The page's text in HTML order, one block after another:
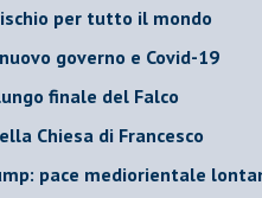
per tutto il mondo
governo e Covid-19
finale del Falco
Chiesa di Francesco
pace mediorientale